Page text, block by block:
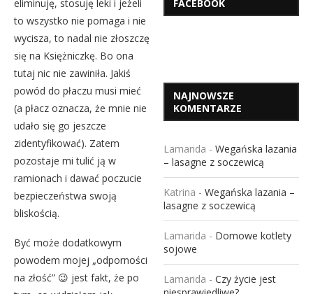
eliminuję, stosuję leki i jeżeli
to wszystko nie pomaga i nie
wycisza, to nadal nie złoszczę
się na Księżniczkę. Bo ona
tutaj nic nie zawiniła. Jakiś
powód do płaczu musi mieć
(a płacz oznacza, że mnie nie
udało się go jeszcze
zidentyfikować). Zatem
pozostaje mi tulić ją w
ramionach i dawać poczucie
bezpieczeństwa swoją
bliskością.
Być może dodatkowym
powodem mojej „odporności
na złość” 😉 jest fakt, że po
FACEBOOK
NAJNOWSZE
KOMENTARZE
Lamarida - Wegańska lazania
– lasagne z soczewicą
Katrina - Wegańska lazania –
lasagne z soczewicą
Lamarida - Domowe kotlety
sojowe
Lamarida - Czy życie jest